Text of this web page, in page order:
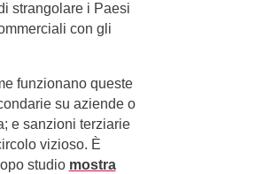
strangolare i Paesi
con gli
funzionano queste
su aziende o
e sanzioni terziarie
vizioso. È
studio mostra